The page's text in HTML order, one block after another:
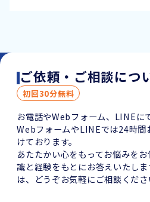
ご依頼・ご相談につ
初回30分無料
お電話やWebフォーム、LINEに
WebフォームやLINEでは24時間
けております。
あたたかい心をもってお悩みを
識と経験をもとにお答えいたし
は、どうぞお気軽にご相談くださ